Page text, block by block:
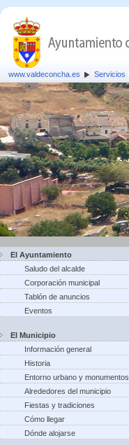
www.valdeconcha.es Servicios
El Ayuntamiento
Saludo del alcalde
Corporación municipal
Tablón de anuncios
Eventos
El Municipio
Información general
Historia
Entorno urbano y monumentos
Alrededores del municipio
Fiestas y tradiciones
Cómo llegar
Dónde alojarse